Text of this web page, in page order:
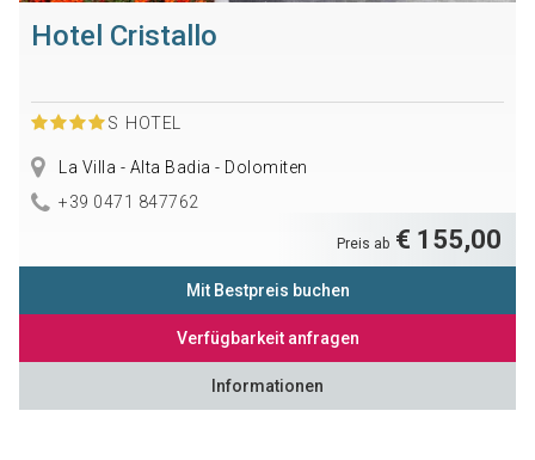
Hotel Cristallo
S HOTEL
La Villa - Alta Badia - Dolomiten
+39 0471 847762
Preis ab € 155,00
Mit Bestpreis buchen
Verfügbarkeit anfragen
Informationen